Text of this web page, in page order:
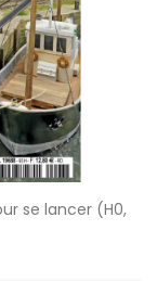
se lancer (H0,